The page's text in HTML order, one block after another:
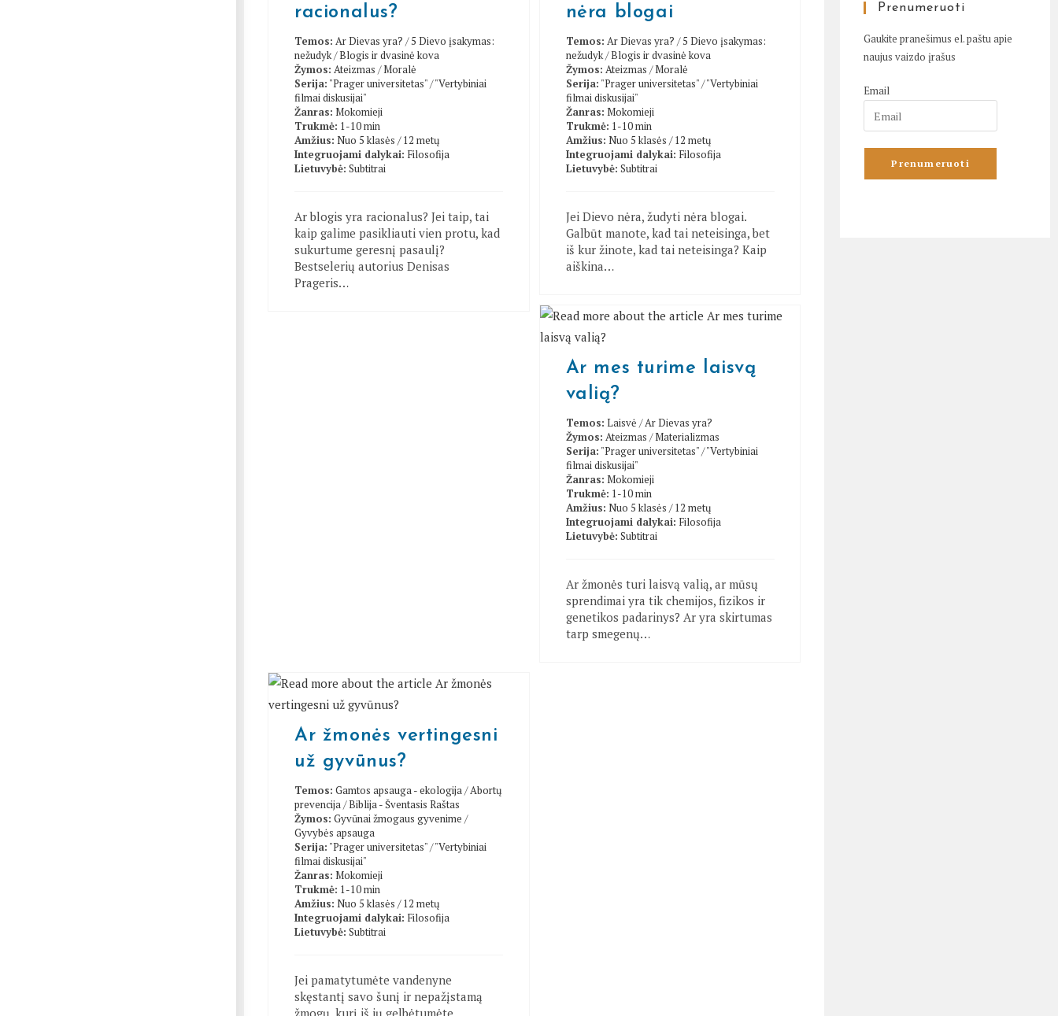
racionalus?
Temos: Ar Dievas yra? /5 Dievo įsakymas:
nežudyk/Blogis ir dvasinė kova
Žymos: Ateizmas /Moralė
Serija: "Prager universitetas"/"Vertybiniai
filmai diskusijai"
Žanras: Mokomieji
Trukmė: 1-10 min
Amžius: Nuo 5 klasės / 12 metų
Integruojami dalykai: Filosofija
Lietuvybė: Subtitrai
Ar blogis yra racionalus? Jei taip, tai
kaip galime pasikliauti vien protu, kad
sukurtume geresnį pasaulį?
Bestselerių autorius Denisas
Prageris…
nėra blogai
Temos: Ar Dievas yra? /5 Dievo įsakymas:
nežudyk/Blogis ir dvasinė kova
Žymos: Ateizmas /Moralė
Serija: "Prager universitetas"/"Vertybiniai
filmai diskusijai"
Žanras: Mokomieji
Trukmė: 1-10 min
Amžius: Nuo 5 klasės / 12 metų
Integruojami dalykai: Filosofija
Lietuvybė: Subtitrai
Jei Dievo nėra, žudyti nėra blogai.
Galbūt manote, kad tai neteisinga, bet
iš kur žinote, kad tai neteisinga? Kaip
aiškina…
Ar mes turime laisvą
valią?
Temos: Laisvė /Ar Dievas yra?
Žymos: Ateizmas /Materializmas
Serija: "Prager universitetas"/"Vertybiniai
filmai diskusijai"
Žanras: Mokomieji
Trukmė: 1-10 min
Amžius: Nuo 5 klasės / 12 metų
Integruojami dalykai: Filosofija
Lietuvybė: Subtitrai
Ar žmonės turi laisvą valią, ar mūsų
sprendimai yra tik chemijos, fizikos ir
genetikos padarinys? Ar yra skirtumas
tarp smegenų…
Ar žmonės vertingesni
už gyvūnus?
Temos: Gamtos apsauga - ekologija/Abortų
prevencija/Biblija - Šventasis Raštas
Žymos: Gyvūnai žmogaus gyvenime /
Gyvybės apsauga
Serija: "Prager universitetas"/"Vertybiniai
filmai diskusijai"
Žanras: Mokomieji
Trukmė: 1-10 min
Amžius: Nuo 5 klasės / 12 metų
Integruojami dalykai: Filosofija
Lietuvybė: Subtitrai
Jei pamatytumėte vandenyne
skęstantį savo šunį ir nepažįstamą
žmogų, kurį iš jų gelbėtumėte
Prenumeruoti
Gaukite pranešimus el. paštu apie
naujus vaizdo įrašus
Email